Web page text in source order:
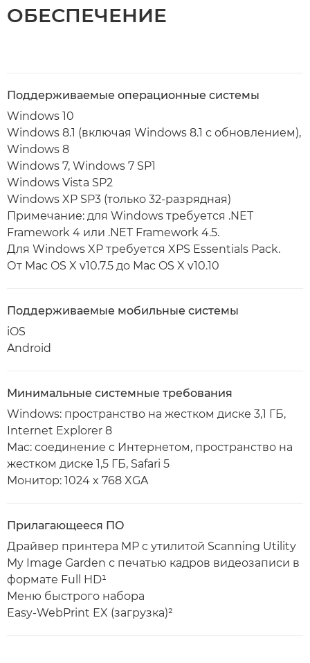
ОБЕСПЕЧЕНИЕ
Поддерживаемые операционные системы
Windows 10
Windows 8.1 (включая Windows 8.1 с обновлением),
Windows 8
Windows 7, Windows 7 SP1
Windows Vista SP2
Windows XP SP3 (только 32-разрядная)
Примечание: для Windows требуется .NET
Framework 4 или .NET Framework 4.5.
Для Windows XP требуется XPS Essentials Pack.
От Mac OS X v10.7.5 до Mac OS X v10.10
Поддерживаемые мобильные системы
iOS
Android
Минимальные системные требования
Windows: пространство на жестком диске 3,1 ГБ,
Internet Explorer 8
Mac: соединение с Интернетом, пространство на
жестком диске 1,5 ГБ, Safari 5
Монитор: 1024 x 768 XGA
Прилагающееся ПО
Драйвер принтера MP с утилитой Scanning Utility
My Image Garden с печатью кадров видеозаписи в
формате Full HD¹
Меню быстрого набора
Easy-WebPrint EX (загрузка)²